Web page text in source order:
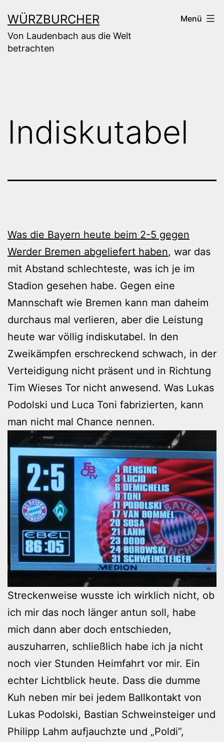
Inhalt
springen
WÜRZBURCHER
Von Laudenbach aus die Welt
betrachten
Menü
Indiskutabel
Was die Bayern heute beim 2-5 gegen
Werder Bremen abgeliefert haben, war das
mit Abstand schlechteste, was ich je im
Stadion gesehen habe. Gegen eine
Mannschaft wie Bremen kann man daheim
durchaus mal verlieren, aber die Leistung
heute war völlig indiskutabel. In den
Zweikämpfen erschreckend schwach, in der
Verteidigung nicht präsent und in Richtung
Tim Wieses Tor nicht anwesend. Was Lukas
Podolski und Luca Toni fabrizierten, kann
man nicht mal Chance nennen.
Streckenweise wusste ich wirklich nicht, ob
ich mir das noch länger antun soll, habe
mich dann aber doch entschieden,
auszuharren, schließlich habe ich ja nicht
noch vier Stunden Heimfahrt vor mir. Ein
echter Lichtblick heute. Dass die dumme
Kuh neben mir bei jedem Ballkontakt von
Lukas Podolski, Bastian Schweinsteiger und
Philipp Lahm aufjauchzte und „Poldi“,